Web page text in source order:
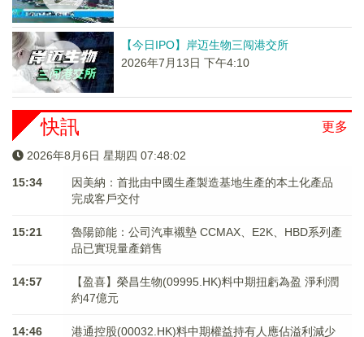
【今日IPO】岸迈生物三闯港交所
2026年7月13日 下午4:10
更多
快訊
2026年8月6日 星期四 07:48:02
15:34
因美納：首批由中國生產製造基地生產的本土化產品
完成客戶交付
15:21
魯陽節能：公司汽車襯墊 CCMAX、E2K、HBD系列產
品已實現量產銷售
14:57
【盈喜】榮昌生物(09995.HK)料中期扭虧為盈 淨利潤
約47億元
14:46
港通控股(00032.HK)料中期權益持有人應佔溢利減少